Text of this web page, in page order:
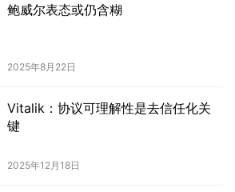
鲍威尔表态或仍含糊
2025年8月22日
Vitalik：协议可理解性是去信任化关
键
2025年12月18日